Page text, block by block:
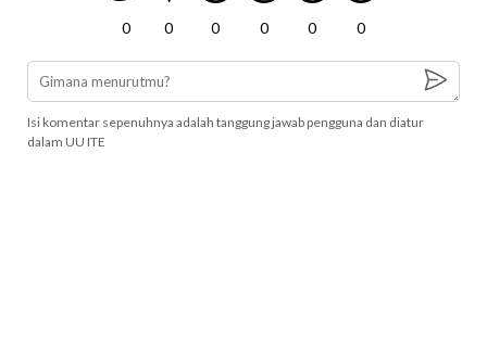
0 0 0 0 0 0
Isi komentar sepenuhnya adalah tanggung jawab pengguna dan diatur
dalam UU ITE